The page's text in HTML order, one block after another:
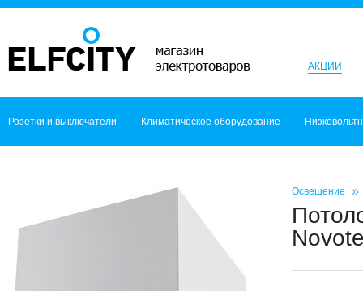
АКЦИИ
Розетки и выключатели Климатическое оборудование
Освещение